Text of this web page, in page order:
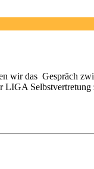
wir das Gespräch
LIGA Selbstvertretung